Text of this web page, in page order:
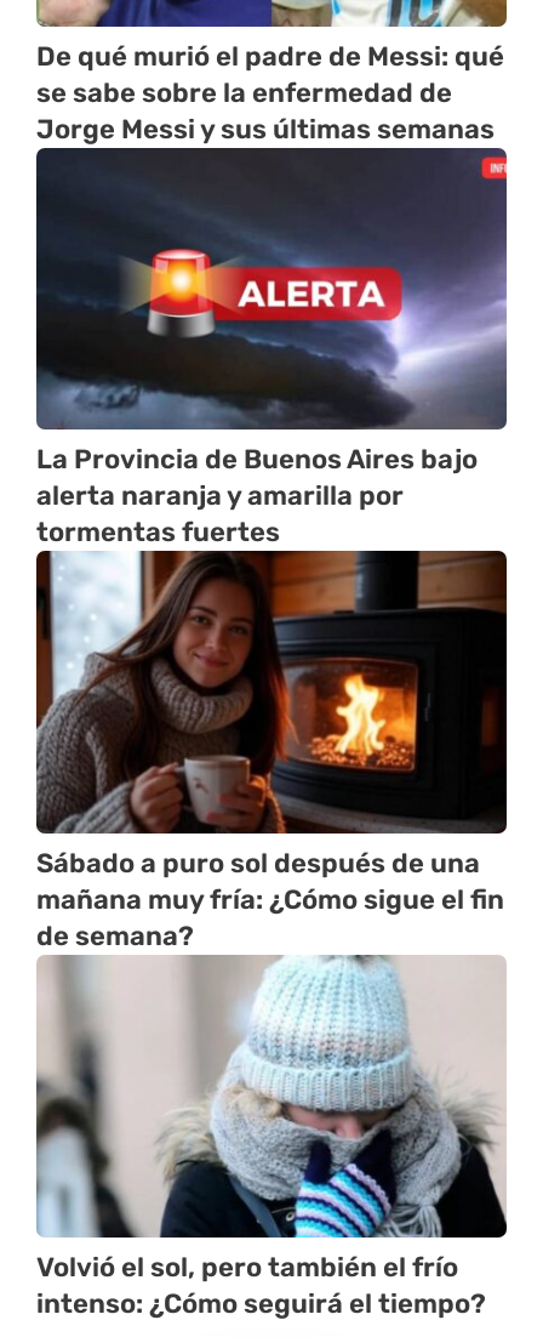
De qué murió el padre de Messi: qué
se sabe sobre la enfermedad de
Jorge Messi y sus últimas semanas
La Provincia de Buenos Aires bajo
alerta naranja y amarilla por
tormentas fuertes
Sábado a puro sol después de una
mañana muy fría: ¿Cómo sigue el fin
de semana?
Volvió el sol, pero también el frío
intenso: ¿Cómo seguirá el tiempo?